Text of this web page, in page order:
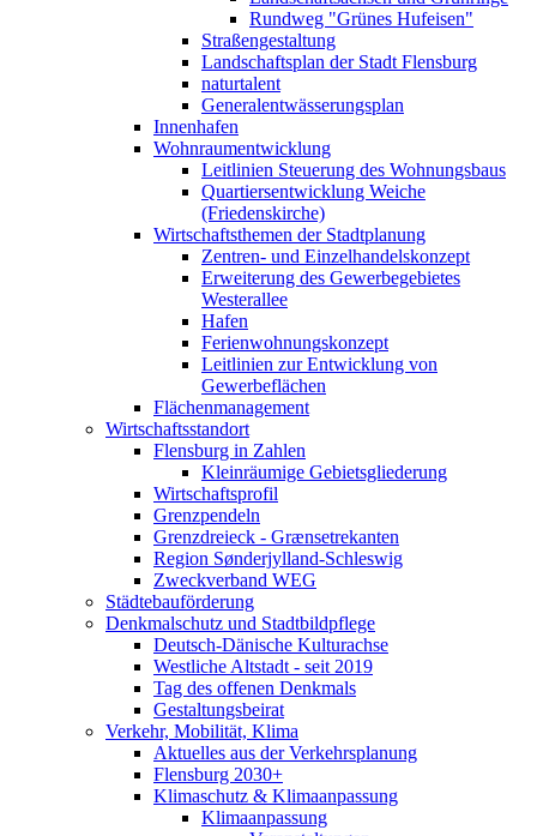
Rundweg "Grünes Hufeisen"
Straßengestaltung
Landschaftsplan der Stadt Flensburg
naturtalent
Generalentwässerungsplan
Innenhafen
Wohnraumentwicklung
Leitlinien Steuerung des Wohnungsbaus
Quartiersentwicklung Weiche
(Friedenskirche)
Wirtschaftsthemen der Stadtplanung
Zentren- und Einzelhandelskonzept
Erweiterung des Gewerbegebietes
Westerallee
Hafen
Ferienwohnungskonzept
Leitlinien zur Entwicklung von
Gewerbeflächen
Flächenmanagement
Wirtschaftsstandort
Flensburg in Zahlen
Kleinräumige Gebietsgliederung
Wirtschaftsprofil
Grenzpendeln
Grenzdreieck - Grænsetrekanten
Region Sønderjylland-Schleswig
Zweckverband WEG
Städtebauförderung
Denkmalschutz und Stadtbildpflege
Deutsch-Dänische Kulturachse
Westliche Altstadt - seit 2019
Tag des offenen Denkmals
Gestaltungsbeirat
Verkehr, Mobilität, Klima
Aktuelles aus der Verkehrsplanung
Flensburg 2030+
Klimaschutz & Klimaanpassung
Klimaanpassung